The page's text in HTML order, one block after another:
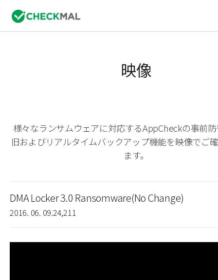
映像
様々なランサムウェアに対応するAppCheckの事前
旧およびリアルタイムバックアップ機能を映像でご
ます。
DMA Locker 3.0 Ransomware(No Change)
2016. 06. 09.24,211